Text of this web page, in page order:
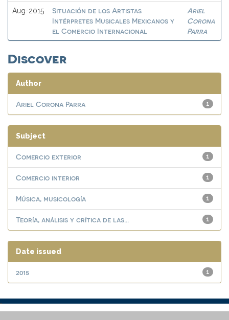
Aug-2015
Situación de los Artistas
Intérpretes Musicales Mexicanos y
el Comercio Internacional
Ariel
Corona
Parra
Discover
Author
1
Ariel Corona Parra
Subject
1
Comercio exterior
1
Comercio interior
1
Música, musicología
1
Teoría, análisis y crítica de las...
Date issued
1
2015